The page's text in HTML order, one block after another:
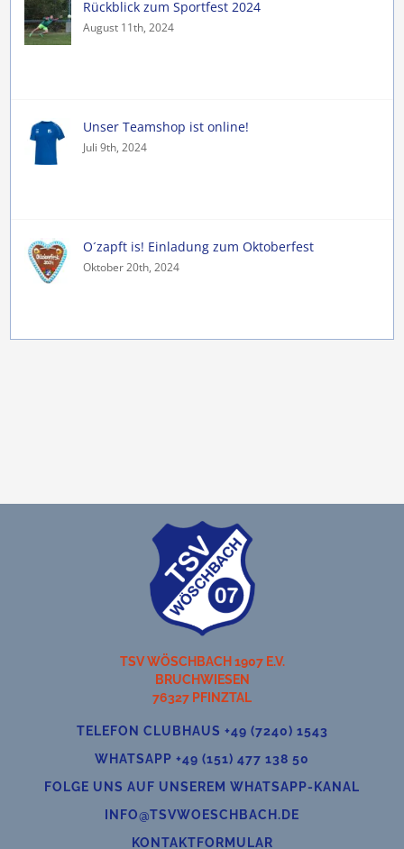
Rückblick zum Sportfest 2024
August 11th, 2024
Unser Teamshop ist online!
Juli 9th, 2024
O´zapft is! Einladung zum Oktoberfest
Oktober 20th, 2024
TSV WÖSCHBACH 1907 E.V.
BRUCHWIESEN
76327 PFINZTAL
TELEFON CLUBHAUS +49 (7240) 1543
WHATSAPP +49 (151) 477 138 50
FOLGE UNS AUF UNSEREM WHATSAPP-KANAL
INFO@TSVWOESCHBACH.DE
KONTAKTFORMULAR